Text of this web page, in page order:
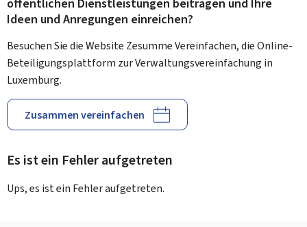
öffentlichen Dienstleistungen beitragen und Ihre
Ideen und Anregungen einreichen?
Besuchen Sie die Website Zesumme Vereinfachen, die Online-
Beteiligungsplattform zur Verwaltungsvereinfachung in
Luxemburg.
Zusammen vereinfachen
Es ist ein Fehler aufgetreten
Ups, es ist ein Fehler aufgetreten.